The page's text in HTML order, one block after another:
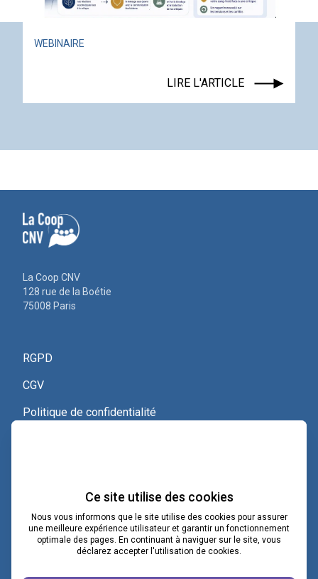
ACTUALITÉ ÉVÉNEMENT
La Coop CNV
128 rue de la Boétie
75008 Paris
RGPD
CGV
Politique de confidentialité
Voir le certificat Qualiopi
contact@lacoopcnv.com
La page Linkedin de La Coop CNV
Ce site utilise des cookies
Nous vous informons que le site utilise des cookies pour assurer
une meilleure expérience utilisateur et garantir un fonctionnement
optimale des pages. En continuant à naviguer sur le site, vous
déclarez accepter l'utilisation de cookies.